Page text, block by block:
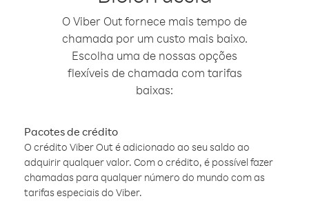
O Viber Out fornece mais tempo de
chamada por um custo mais baixo.
Escolha uma de nossas opções
flexíveis de chamada com tarifas
baixas:
Pacotes de crédito
O crédito Viber Out é adicionado ao seu saldo ao
adquirir qualquer valor. Com o crédito, é possível fazer
chamadas para qualquer número do mundo com as
tarifas especiais do Viber.